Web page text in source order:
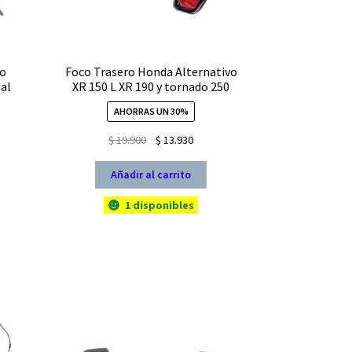
Foco Trasero Honda Alternativo
XR 150 L XR 190 y tornado 250
AHORRAS UN 30%
$19.900
El
original
era:
$ 19.900.
$ 13.930El
es:
$ 13.930.
Añadir al carrito
1 disponibles